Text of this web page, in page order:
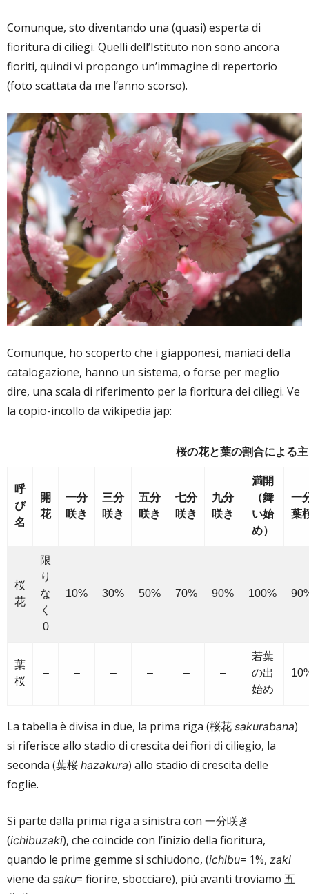
Comunque, sto diventando una (quasi) esperta di
fioritura di ciliegi. Quelli dell’Istituto non sono ancora
fioriti, quindi vi propongo un’immagine di repertorio
(foto scattata da me l’anno scorso).
Comunque, ho scoperto che i giapponesi, maniaci della
catalogazione, hanno un sistema, o forse per meglio
dire, una scala di riferimento per la fioritura dei ciliegi. Ve
la copio-incollo da wikipedia jap:
桜の花と葉の割合による
呼
び
名
開
花
一分
咲き
三分
咲き
五分
咲き
七分
咲き
九分
咲き
満開
（舞
い始
め）
一
葉
桜
花
限
り
な
く
0
10% 30% 50% 70% 90% 100%
葉
桜
– – – – – –
若葉
の出
始め
La tabella è divisa in due, la prima riga (桜花 sakurabana)
si riferisce allo stadio di crescita dei fiori di ciliegio, la
seconda (葉桜 hazakura) allo stadio di crescita delle
foglie.
Si parte dalla prima riga a sinistra con 一分咲き
(ichibuzaki), che coincide con l’inizio della fioritura,
quando le prime gemme si schiudono, (ichibu= 1%, zaki
viene da saku= fiorire, sbocciare), più avanti troviamo 五